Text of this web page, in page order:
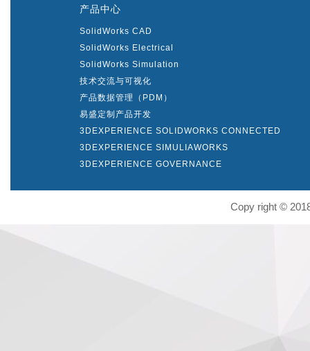
产品中心
SolidWorks CAD
SolidWorks Electrical
SolidWorks Simulation
技术交流与可视化
产品数据管理（PDM）
易盛定制产品开发
3DEXPERIENCE SOLIDWORKS CONNECTED
3DEXPERIENCE SIMULIAWORKS
3DEXPERIENCE GOVERNANCE
Copy right ©